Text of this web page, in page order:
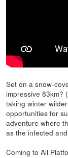
Set on a snow-
impressive 83km?
taking winter
opportunities for
adventure where
as the infected
Coming to All